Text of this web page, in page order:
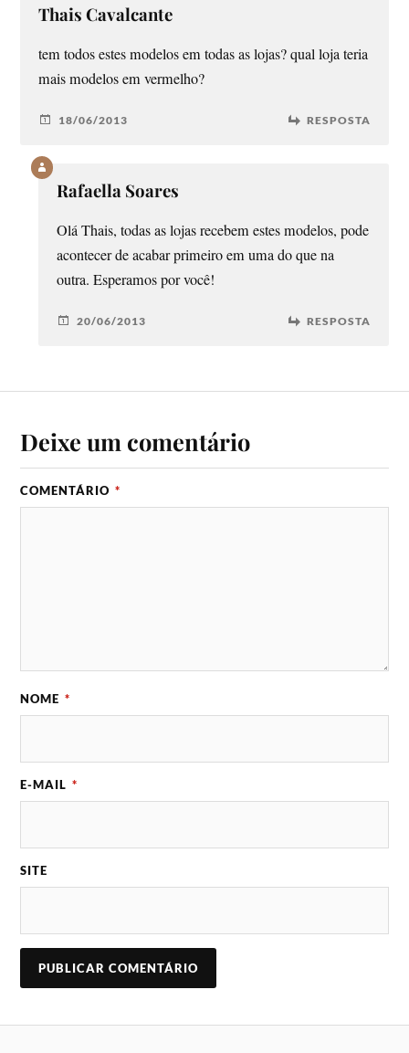
Thais Cavalcante
tem todos estes modelos em todas as lojas? qual loja teria
mais modelos em vermelho?
18/06/2013 RESPOSTA
Rafaella Soares
Olá Thais, todas as lojas recebem estes modelos, pode
acontecer de acabar primeiro em uma do que na
outra. Esperamos por você!
20/06/2013 RESPOSTA
Deixe um comentário
COMENTÁRIO *
NOME *
E-MAIL *
SITE